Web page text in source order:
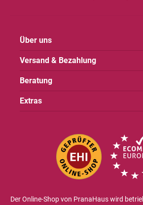
Über uns
Versand & Bezahlung
Beratung
Extras
Der Online-Shop von PranaHaus wird